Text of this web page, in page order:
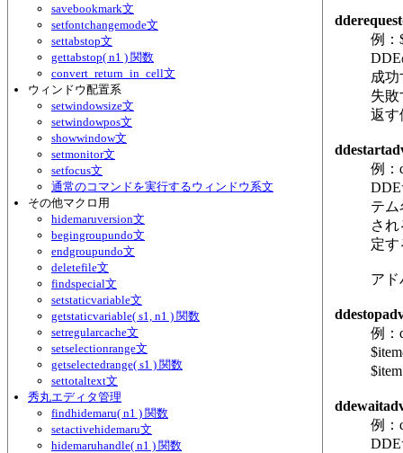
savebookmark文
setfontchangemode文
settabstop文
gettabstop( n1 ) 関数
convert_return_in_cell文
ウィンドウ配置系
setwindowsize文
setwindowpos文
showwindow文
setmonitor文
setfocus文
通常のコマンドを実行するウィンドウ系文
その他マクロ用
hidemaruversion文
begingroupundo文
endgroupundo文
deletefile文
findspecial文
setstaticvariable文
getstaticvariable( s1, n1 ) 関数
setregularcache文
setselectionrange文
getselectedrange( s1 ) 関数
settotaltext文
秀丸エディタ管理
findhidemaru( n1 ) 関数
setactivehidemaru文
hidemaruhandle( n1 ) 関数
例：
成
失
返す
例：
テム
さ
定
ア
例：
例：